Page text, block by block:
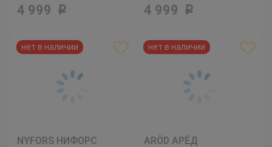
4 999 Р 4 999 Р
NYFORS НИФОРС ARÖD АРЁД